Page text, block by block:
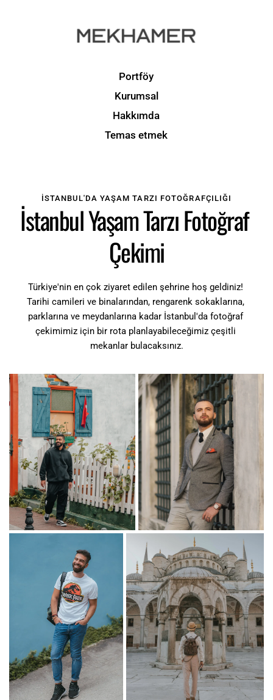
Portföy
Kurumsal
Hakkımda
Temas etmek
İSTANBUL'DA YAŞAM TARZI FOTOĞRAFÇILIĞI
İstanbul Yaşam Tarzı Fotoğraf
Çekimi
Türkiye'nin en çok ziyaret edilen şehrine hoş geldiniz!
Tarihi camileri ve binalarından, rengarenk sokaklarına,
parklarına ve meydanlarına kadar İstanbul'da fotoğraf
çekimimiz için bir rota planlayabileceğimiz çeşitli
mekanlar bulacaksınız.